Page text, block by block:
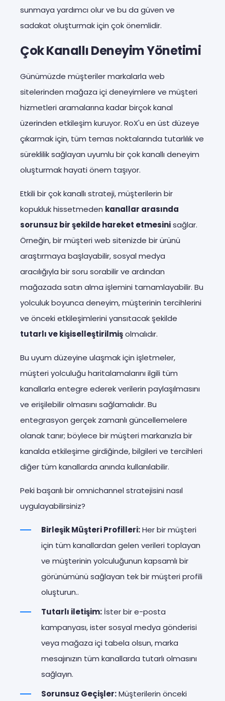
sunmaya yardımcı olur ve bu da güven ve
sadakat oluşturmak için çok önemlidir.
Çok Kanallı Deneyim Yönetimi
Günümüzde müşteriler markalarla web
sitelerinden mağaza içi deneyimlere ve müşteri
hizmetleri aramalarına kadar birçok kanal
üzerinden etkileşim kuruyor. RoX'u en üst düzeye
çıkarmak için, tüm temas noktalarında tutarlılık ve
süreklilik sağlayan uyumlu bir çok kanallı deneyim
oluşturmak hayati önem taşıyor.
Etkili bir çok kanallı strateji, müşterilerin bir
kopukluk hissetmeden kanallar arasında
sorunsuz bir şekilde hareket etmesinisağlar.
Örneğin, bir müşteri web sitenizde bir ürünü
araştırmaya başlayabilir, sosyal medya
aracılığıyla bir soru sorabilir ve ardından
mağazada satın alma işlemini tamamlayabilir. Bu
yolculuk boyunca deneyim, müşterinin tercihlerini
ve önceki etkileşimlerini yansıtacak şekilde
tutarlı ve kişiselleştirilmişolmalıdır.
Bu uyum düzeyine ulaşmak için işletmeler,
müşteri yolculuğu haritalamalarını ilgili tüm
kanallarla entegre ederek verilerin paylaşılmasını
ve erişilebilir olmasını sağlamalıdır. Bu
entegrasyon gerçek zamanlı güncellemelere
olanak tanır; böylece bir müşteri markanızla bir
kanalda etkileşime girdiğinde, bilgileri ve tercihleri
diğer tüm kanallarda anında kullanılabilir.
Peki başarılı bir omnichannel stratejisini nasıl
uygulayabilirsiniz?
Birleşik Müşteri Profilleri:Her bir müşteri
için tüm kanallardan gelen verileri toplayan
ve müşterinin yolculuğunun kapsamlı bir
görünümünü sağlayan tek bir müşteri profili
oluşturun..
Tutarlı iletişim: İster bir e-posta
kampanyası, ister sosyal medya gönderisi
veya mağaza içi tabela olsun, marka
mesajınızın tüm kanallarda tutarlı olmasını
sağlayın.
Sorunsuz Geçişler:Müşterilerin önceki